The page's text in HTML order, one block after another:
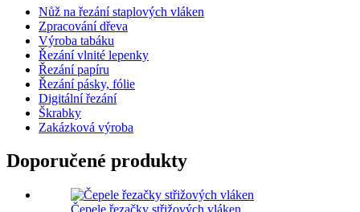
Nůž na řezání staplových vláken
Zpracování dřeva
Výroba tabáku
Řezání vlnité lepenky
Řezání papíru
Řezání pásky, fólie
Digitální řezání
Škrabky
Zakázková výroba
Doporučené produkty